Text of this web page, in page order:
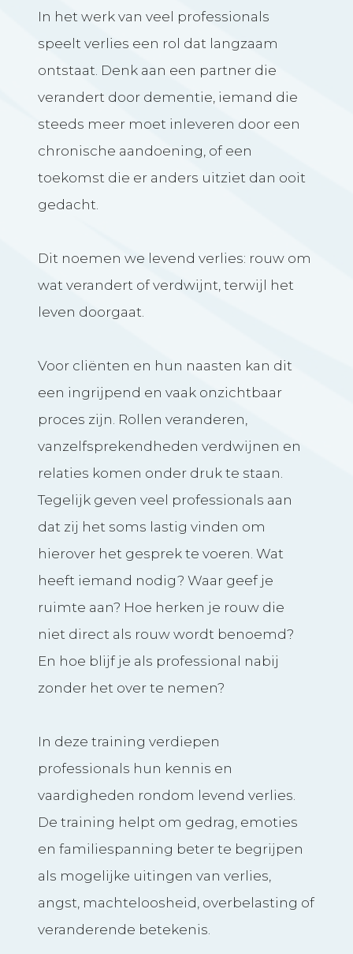
In het werk van veel professionals
speelt verlies een rol dat langzaam
ontstaat. Denk aan een partner die
verandert door dementie, iemand die
steeds meer moet inleveren door een
chronische aandoening, of een
toekomst die er anders uitziet dan ooit
gedacht.
Dit noemen we levend verlies: rouw om
wat verandert of verdwijnt, terwijl het
leven doorgaat.
Voor cliënten en hun naasten kan dit
een ingrijpend en vaak onzichtbaar
proces zijn. Rollen veranderen,
vanzelfsprekendheden verdwijnen en
relaties komen onder druk te staan.
Tegelijk geven veel professionals aan
dat zij het soms lastig vinden om
hierover het gesprek te voeren. Wat
heeft iemand nodig? Waar geef je
ruimte aan? Hoe herken je rouw die
niet direct als rouw wordt benoemd?
En hoe blijf je als professional nabij
zonder het over te nemen?
In deze training verdiepen
professionals hun kennis en
vaardigheden rondom levend verlies.
De training helpt om gedrag, emoties
en familiespanning beter te begrijpen
als mogelijke uitingen van verlies,
angst, machteloosheid, overbelasting of
veranderende betekenis.